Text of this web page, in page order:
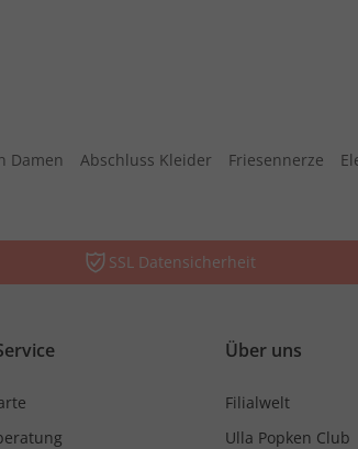
Damen Abschluss Kleider Friesennerze
SSL Datensicherheit
Über uns
Filialwelt
Ulla Popken Club